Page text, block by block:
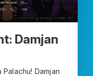
Damjan
Damjan